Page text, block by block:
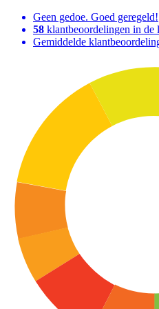
Geen gedoe. Goed geregeld!
58 klantbeoordelingen in de
Gemiddelde